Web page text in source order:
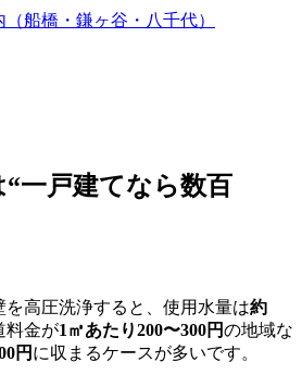
船橋・鎌ヶ谷・八千代）
一戸建てなら数百
を高圧洗浄すると、使用水量は約
料金が1㎥あたり200〜300円の地域な
円 に収まるケースが多いです。